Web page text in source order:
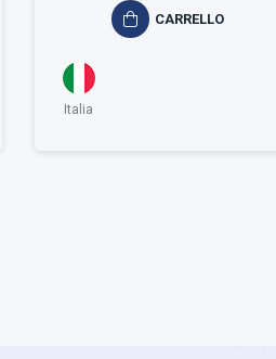
CARRELLO
Italia